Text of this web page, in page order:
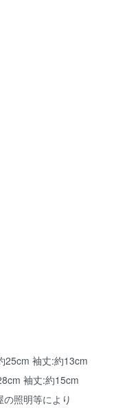
25cm 袖丈:約13cm
袖丈:約15cm
照明等により